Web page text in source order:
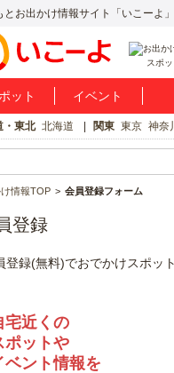
とお出かけ情報サイト「いこーよ
スポッ
ット イベント
・東北 北海道 関東 東京 神奈
情報TOP 会員登録フォーム
登録
宅近くの
ポットや
ベント情報を